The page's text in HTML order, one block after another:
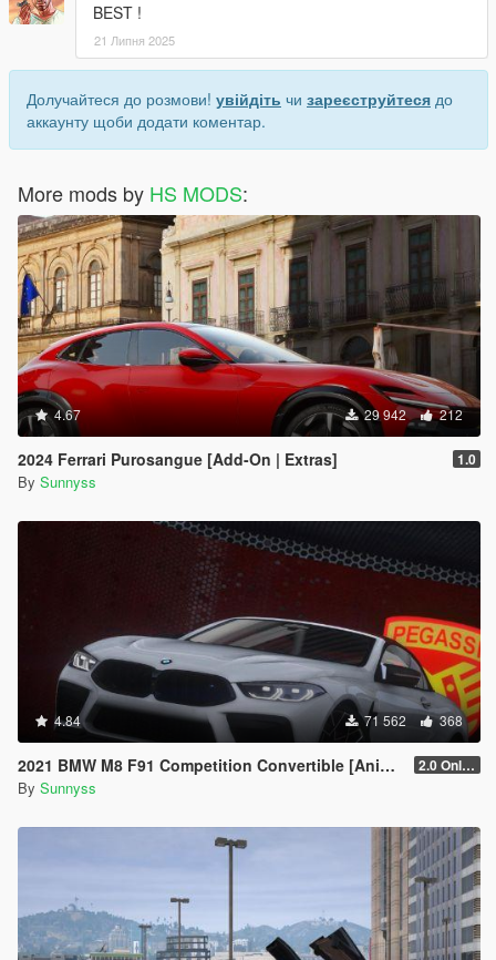
BEST !
21 Липня 2025
Долучайтеся до розмови! увійдіть чи зареєструйтеся до
аккаунту щоби додати коментар.
More mods by HS MODS:
4.67 29 942 212
2024 Ferrari Purosangue [Add-On | Extras] 1.0
By Sunnyss
4.84 71 562 368
2021 BMW M8 F91 Competition Convertible [Animated Roof] [Add-On] 2.0 Only GTAV plate
By Sunnyss